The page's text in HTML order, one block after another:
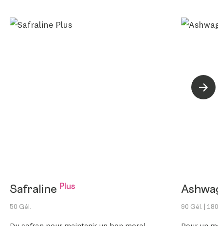
Safraline Plus
50 Gél. 90 Gél. |